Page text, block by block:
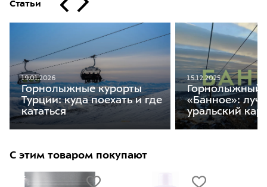
Статьи
19.01.2026
Горнолыжные курорты
Турции: куда поехать и где
кататься
15.12.2025
Горнолыжный
«Банное»:
уральский
С этим товаром покупают